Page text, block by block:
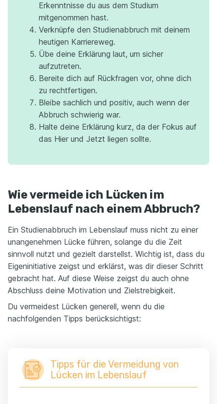
Erkenntnisse du aus dem Studium
mitgenommen hast.
Verknüpfe den Studienabbruch mit deinem
heutigen Karriereweg.
Übe deine Erklärung laut, um sicher
aufzutreten.
Bereite dich auf Rückfragen vor, ohne dich
zu rechtfertigen.
Bleibe sachlich und positiv, auch wenn der
Abbruch schwierig war.
Halte deine Erklärung kurz, da der Fokus auf
das Hier und Jetzt liegen sollte.
Wie vermeide ich Lücken im
Lebenslauf nach einem Abbruch?
Ein Studienabbruch im Lebenslauf muss nicht zu einer
unangenehmen Lücke führen, solange du die Zeit
sinnvoll nutzt und gezielt darstellst. Wichtig ist, dass du
Eigeninitiative zeigst und erklärst, was dir dieser Schritt
gebracht hat. Auf diese Weise zeigst du auch ohne
Abschluss deine Motivation und Zielstrebigkeit.
Du vermeidest Lücken generell, wenn du die
nachfolgenden Tipps berücksichtigst:
Tipps für die Vermeidung von
Lücken im Lebenslauf